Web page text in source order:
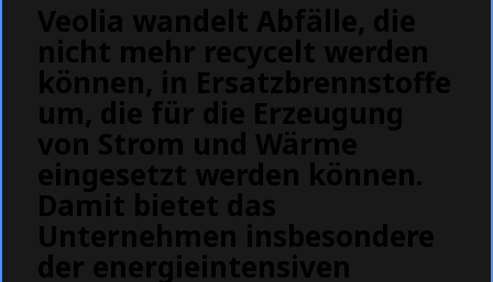
Veolia wandelt Abfälle, die
nicht mehr recycelt werden
können, in Ersatzbrennstoffe
um, die für die Erzeugung
von Strom und Wärme
eingesetzt werden können.
Damit bietet das
Unternehmen insbesondere
der energieintensiven